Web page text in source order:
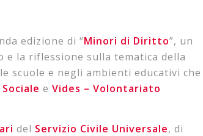
edizione di “Minori di Diritto”, un
la riflessione sulla tematica della
scuole e negli ambienti educativi che
e Vides – Volontariato
del Servizio Civile Universale, di